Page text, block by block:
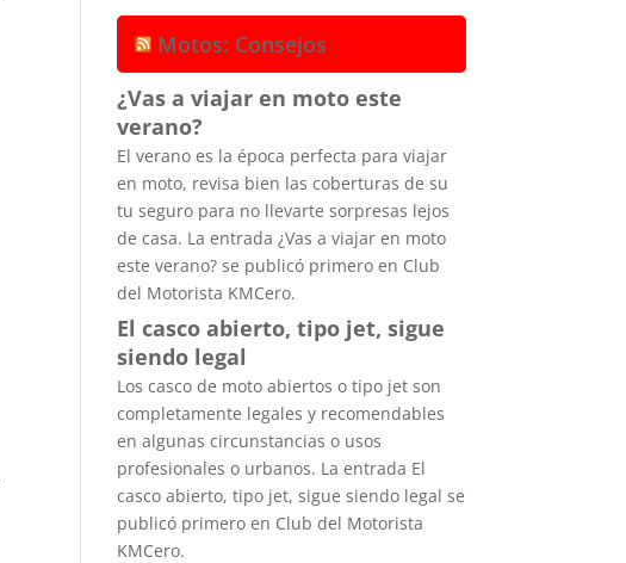
Motos: Consejos
¿Vas a viajar en moto este
verano?
El verano es la época perfecta para viajar
en moto, revisa bien las coberturas de su
tu seguro para no llevarte sorpresas lejos
de casa. La entrada ¿Vas a viajar en moto
este verano? se publicó primero en Club
del Motorista KMCero.
El casco abierto, tipo jet, sigue
siendo legal
Los casco de moto abiertos o tipo jet son
completamente legales y recomendables
en algunas circunstancias o usos
profesionales o urbanos. La entrada El
casco abierto, tipo jet, sigue siendo legal se
publicó primero en Club del Motorista
KMCero.